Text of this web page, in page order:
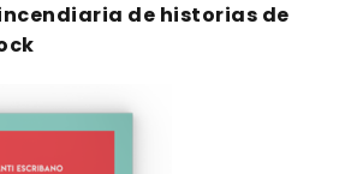
de historias de